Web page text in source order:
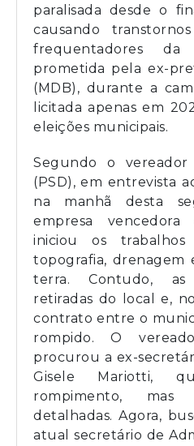
paralisada desde o
causando
frequentadores
prometida pela ex-
(MDB), durante a
licitada apenas em
eleições municipais.
Segundo o vereador
(PSD), em entrevista
na manhã desta
empresa
iniciou os
topografia, drenagem
terra. Contudo, as
retiradas do local e,
contrato entre o
rompido. O
procurou a ex-
Gisele Mariotti,
rompimento, mas
detalhadas. Agora,
atual secretário de